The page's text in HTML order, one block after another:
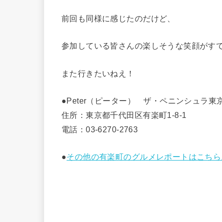
前回も同様に感じたのだけど、
参加している皆さんの楽しそうな笑顔がす
また行きたいねえ！
●Peter（ピーター） ザ・ペニンシュラ東
住所：東京都千代田区有楽町1-8-1
電話：03-6270-2763
●その他の有楽町のグルメレポートはこちら